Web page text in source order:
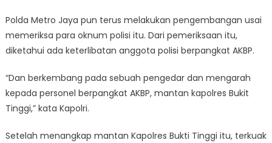
Polda Metro Jaya pun terus melakukan pengembangan usai
memeriksa para oknum polisi itu. Dari pemeriksaan itu,
diketahui ada keterlibatan anggota polisi berpangkat AKBP.
“Dan berkembang pada sebuah pengedar dan mengarah
kepada personel berpangkat AKBP, mantan kapolres Bukit
Tinggi,” kata Kapolri.
Setelah menangkap mantan Kapolres Bukti Tinggi itu, terkuak